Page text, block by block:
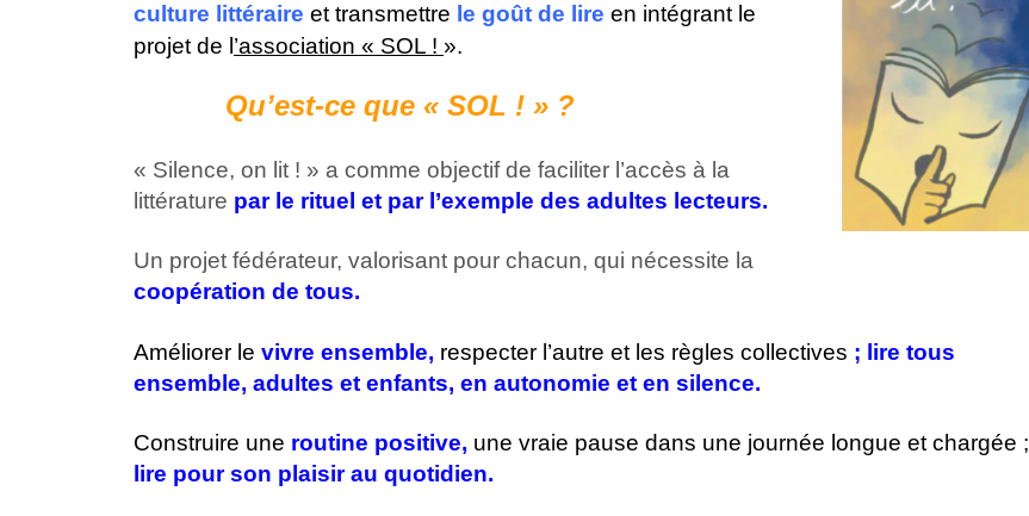
culture littéraire et transmettre le goût de lire en intégrant le
projet de l ’association « SOL ! ».
Qu’est-ce que « SOL ! » ?
« Silence, on lit ! » a comme objectif de faciliter l’accès à la
littérature par le rituel et par l’exemple des adultes lecteurs.
Un projet fédérateur, valorisant pour chacun, qui nécessite la
coopération de tous.
Améliorer le vivre ensemble, respecter l’autre et les règles collectives ; lire tous
ensemble, adultes et enfants, en autonomie et en silence.
Construire une routine positive, une vraie pause dans une journée longue et chargée ;
lire pour son plaisir au quotidien.